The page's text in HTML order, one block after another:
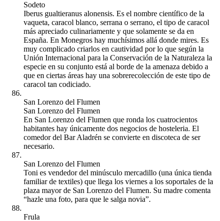
Sodeto
Iberus gualtieranus alonensis. Es el nombre científico de la
vaqueta, caracol blanco, serrana o serrano, el tipo de caracol
más apreciado culinariamente y que solamente se da en
España. En Monegros hay muchísimos allá donde mires. Es
muy complicado criarlos en cautividad por lo que según la
Unión Internacional para la Conservación de la Naturaleza la
especie en su conjunto está al borde de la amenaza debido a
que en ciertas áreas hay una sobrerecolección de este tipo de
caracol tan codiciado.
San Lorenzo del Flumen
San Lorenzo del Flumen
En San Lorenzo del Flumen que ronda los cuatrocientos
habitantes hay únicamente dos negocios de hosteleria. El
comedor del Bar Aladrén se convierte en discoteca de ser
necesario.
San Lorenzo del Flumen
Toni es vendedor del minúsculo mercadillo (una única tienda
familiar de textiles) que llega los viernes a los soportales de la
plaza mayor de San Lorenzo del Flumen. Su madre comenta
“hazle una foto, para que le salga novia”.
Frula